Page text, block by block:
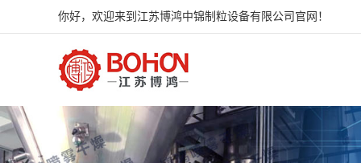
你好，欢迎来到江苏博鸿中锦制粒设备有限公司官网！